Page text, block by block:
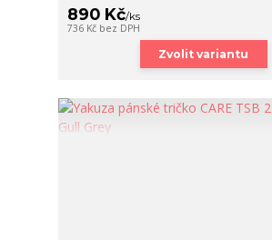
890 Kč/ks
736 Kč bez DPH
Zvolit variantu